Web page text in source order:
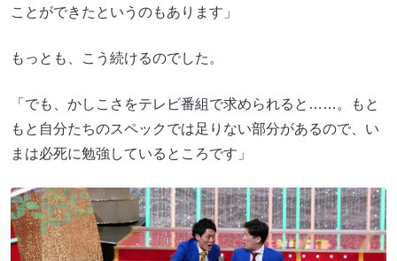
ことができたというのもあります」
もっとも、こう続けるのでした。
「でも、かしこさをテレビ番組で求められると……。もと
もと自分たちのスペックでは足りない部分があるので、い
まは必死に勉強しているところです」